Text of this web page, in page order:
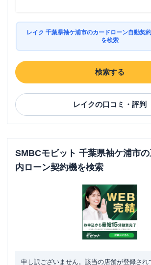
レイク 千葉県袖ケ浦市のカードローン自動契
を検索
検索する
レイクの口コミ・評判
SMBCモビット 千葉県袖ケ浦市
内ローン契約機を検索
申し訳ございません。該当の店舗が登録され